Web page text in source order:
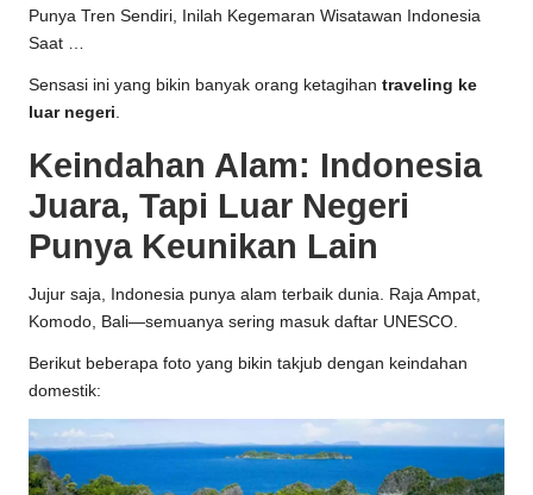
Punya Tren Sendiri, Inilah Kegemaran Wisatawan Indonesia
Saat …
Sensasi ini yang bikin banyak orang ketagihan traveling ke
luar negeri.
Keindahan Alam: Indonesia
Juara, Tapi Luar Negeri
Punya Keunikan Lain
Jujur saja, Indonesia punya alam terbaik dunia. Raja Ampat,
Komodo, Bali—semuanya sering masuk daftar UNESCO.
Berikut beberapa foto yang bikin takjub dengan keindahan
domestik: